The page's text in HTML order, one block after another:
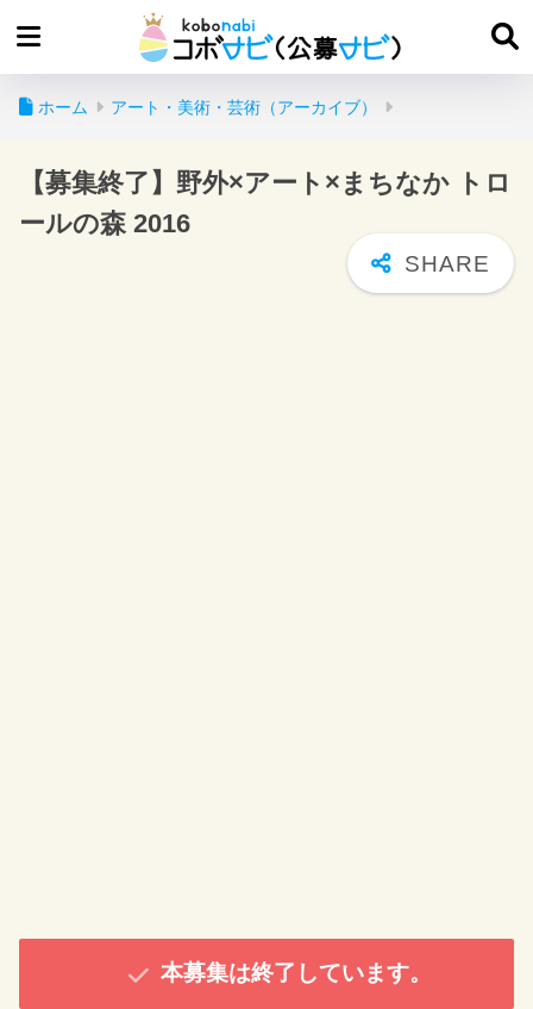
ホーム アート・美術・芸術（アーカイブ）
【募集終了】野外×アート×まちなか トロ
ールの森 2016
本募集は終了しています。